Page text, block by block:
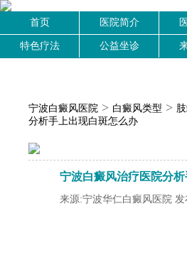
首页 医院简介
特色疗法 公益坐诊
宁波白癜风医院 > 白癜风类型 >
分析手上出现白斑怎么办
宁波白癜风治疗医院分
来源:宁波华仁白癜风医院 发